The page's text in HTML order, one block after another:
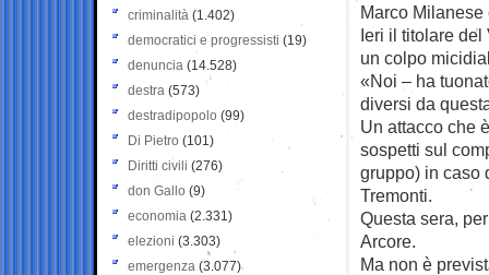
Marco
Ieri il titolare
un colpo
«Noi – ha
diversi da
Un attacco che
sospetti sul
gruppo) in caso
Tremonti.
Questa sera,
Arcore.
Ma non è
criminalità (1.402)
democratici e progressisti (19)
denuncia (14.528)
destra (573)
destradipopolo (99)
Di Pietro (101)
Diritti civili (276)
don Gallo (9)
economia (2.331)
elezioni (3.303)
emergenza (3.077)